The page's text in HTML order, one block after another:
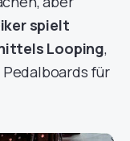
spielt
Looping,
für